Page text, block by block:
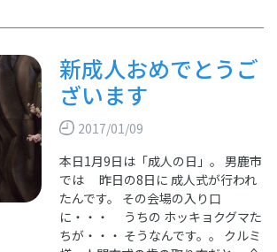
新成人おめでとうご
ざいます
2017/01/09
本日1月9日は「成人の日」。 男鹿市
では 昨日の8日に 成人式が行われ
たんです。 その会場の入り口
に・・・ うちの ホッキョクグマた
ちが・・・ そうなんです。。 クルミ